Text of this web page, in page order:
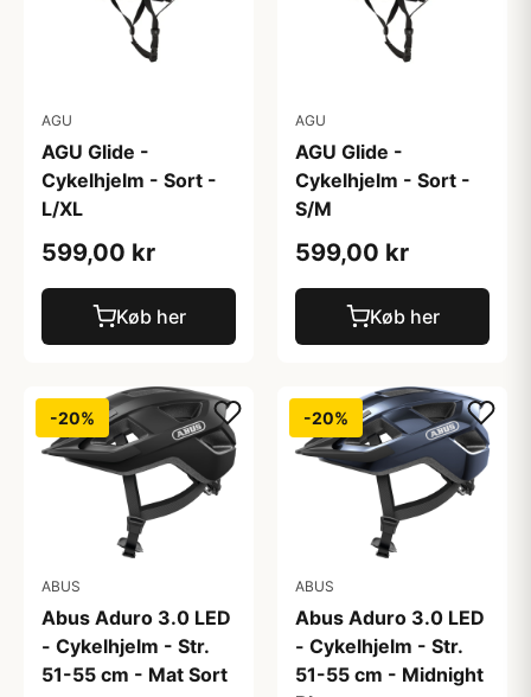
AGU
AGU Glide -
Cykelhjelm - Sort -
L/XL
599,00 kr
Køb her
AGU
AGU Glide -
Cykelhjelm - Sort -
S/M
599,00 kr
Køb her
-20%
ABUS
Abus Aduro 3.0 LED
- Cykelhjelm - Str.
51-55 cm - Mat Sort
-20%
ABUS
Abus Aduro 3.0 LED
- Cykelhjelm - Str.
51-55 cm - Midnight